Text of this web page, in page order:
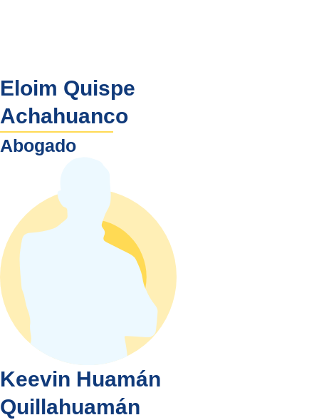
Eloim Quispe
Achahuanco
Abogado
Keevin Huamán
Quillahuamán